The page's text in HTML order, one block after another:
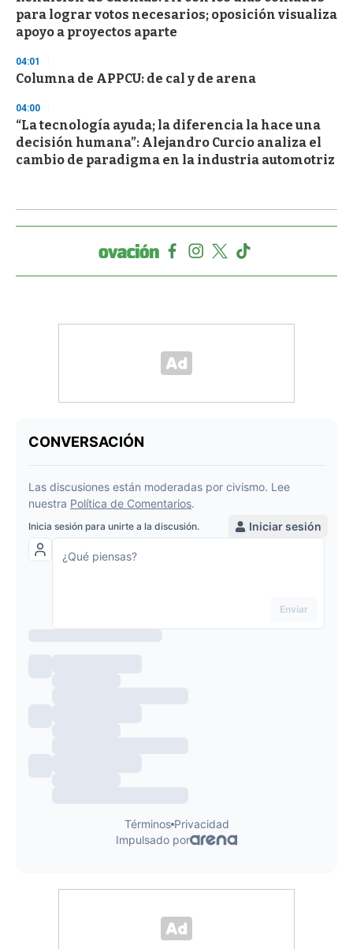
para lograr votos necesarios; oposición visualiza
apoyo a proyectos aparte
04:01
Columna de APPCU: de cal y de arena
04:00
“La tecnología ayuda; la diferencia la hace una
decisión humana”: Alejandro Curcio analiza el
cambio de paradigma en la industria automotriz